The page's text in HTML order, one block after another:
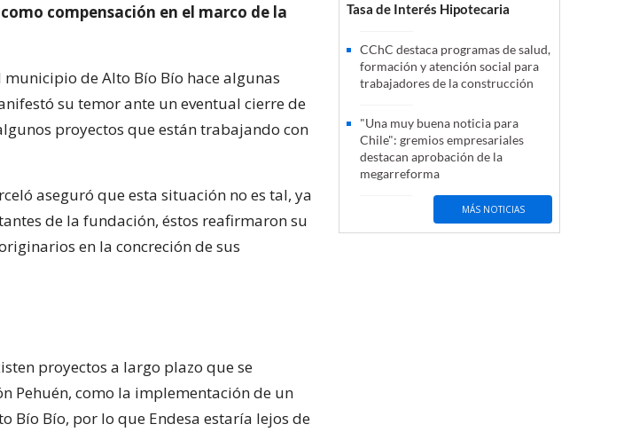
compensación en el marco de la
de Alto Bío Bío hace algunas
su temor ante un eventual cierre de
proyectos que están trabajando con
aseguró que esta situación no es tal, ya
de la fundación, éstos reafirmaron su
en la concreción de sus
proyectos a largo plazo que se
Pehuén, como la implementación de un
Bío Bío, por lo que Endesa estaría lejos de
Tasa de Interés Hipotecaria
CChC destaca programas de salud,
formación y atención social para
trabajadores de la construcción
"Una muy buena noticia para
Chile": gremios empresariales
destacan aprobación de la
megarreforma
MÁS NOTICIAS